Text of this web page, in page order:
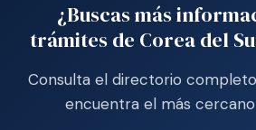
¿Buscas más
trámites de Corea del
Consulta el directorio
encuentra el más